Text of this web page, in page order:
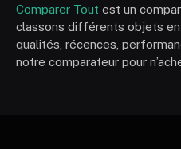
Comparer Tout est un
classons différents objets
qualités, récences,
notre comparateur pour